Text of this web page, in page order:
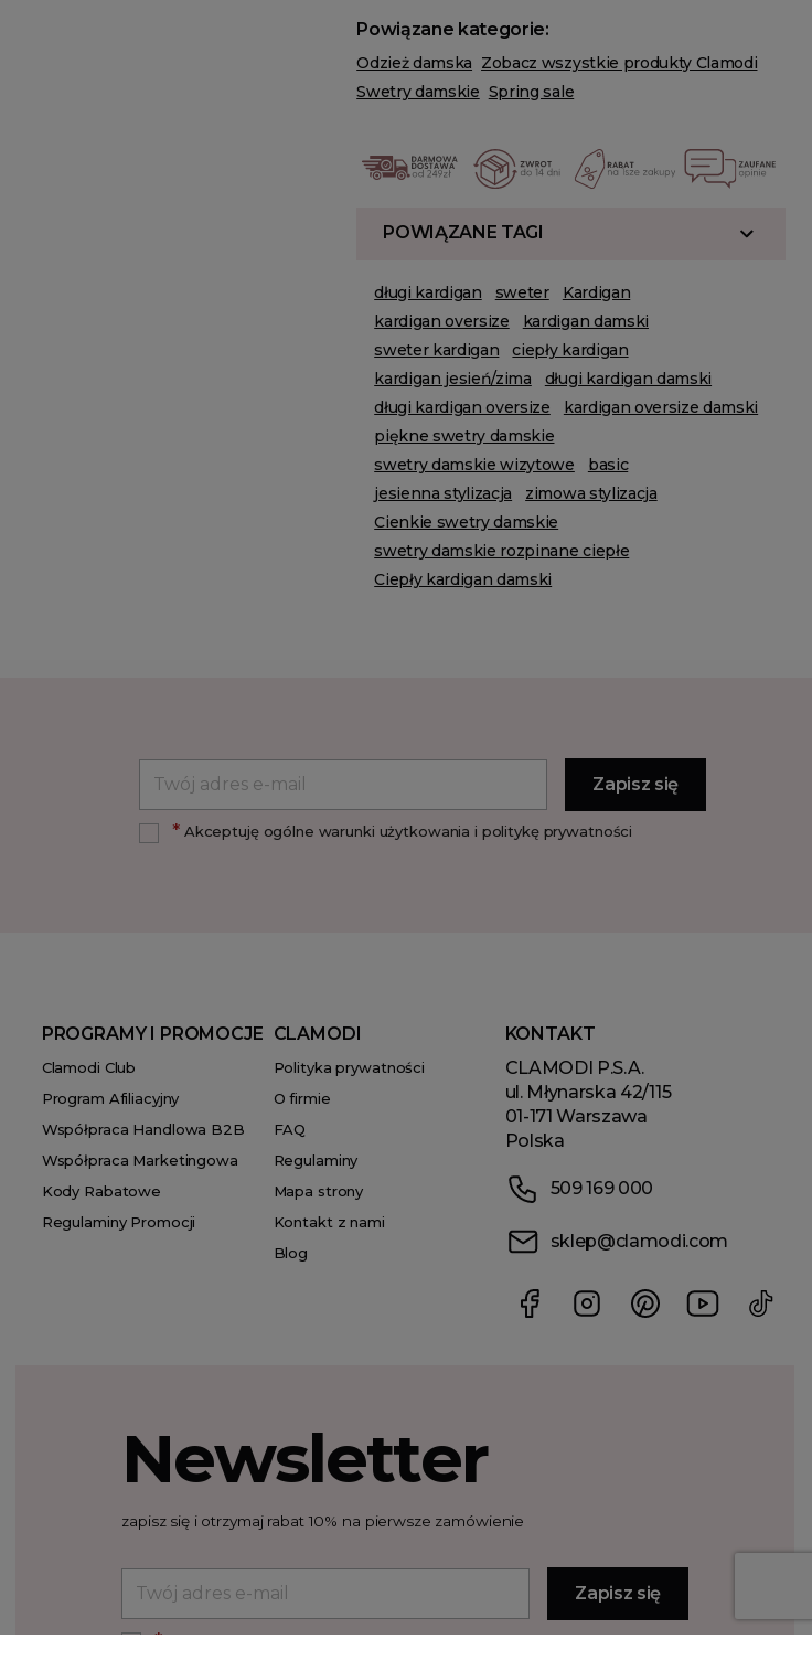
Powiązane kategorie:
Odzież damska Zobacz wszystkie produkty Clamodi
Swetry damskie Spring sale
POWIĄZANE TAGI
długi kardigan sweter
Kardigan
kardigan oversize
kardigan damski
sweter kardigan
ciepły kardigan
kardigan jesień/zima
długi kardigan damski
długi kardigan oversize
kardigan oversize damski
piękne swetry damskie
swetry damskie wizytowe
basic
jesienna stylizacja
zimowa stylizacja
Cienkie swetry damskie
swetry damskie rozpinane ciepłe
Ciepły kardigan damski
*Akceptuję ogólne warunki użytkowania i politykę prywatności
PROGRAMY I PROMOCJE
Clamodi Club
Program Afiliacyjny
Współpraca Handlowa B2B
Współpraca Marketingowa
Kody Rabatowe
Regulaminy Promocji
CLAMODI
Polityka prywatności
O firmie
FAQ
Regulaminy
Mapa strony
Kontakt z nami
Blog
KONTAKT
CLAMODI P.S.A.
ul. Młynarska 42/115
01-171 Warszawa
Polska
509 169 000
sklep@clamodi.com
Newsletter
zapisz się i otrzymaj rabat 10% na pierwsze zamówienie
*Akceptuję ogólne warunki użytkowania i politykę prywatności